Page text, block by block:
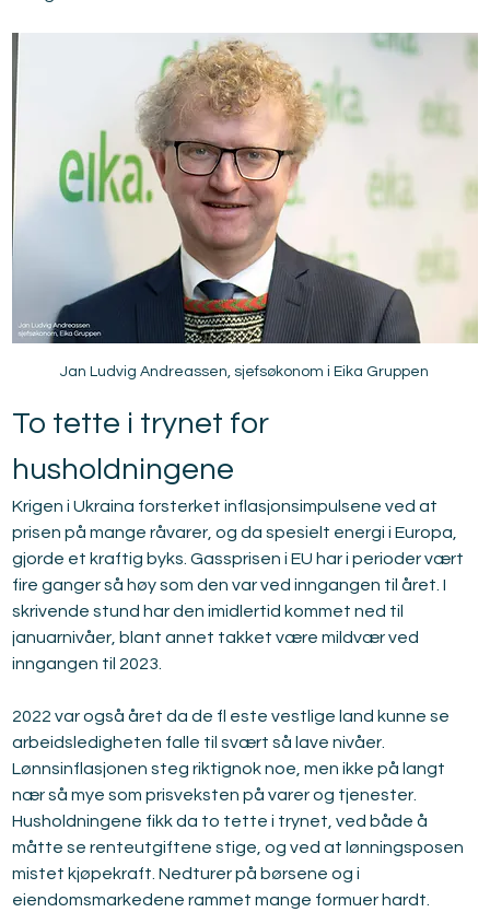
Jan Ludvig Andreassen, sjefsøkonom i Eika Gruppen
To tette i trynet for
husholdningene
Krigen i Ukraina forsterket inflasjonsimpulsene ved at
prisen på mange råvarer, og da spesielt energi i Europa,
gjorde et kraftig byks. Gassprisen i EU har i perioder vært
fire ganger så høy som den var ved inngangen til året. I
skrivende stund har den imidlertid kommet ned til
januarnivåer, blant annet takket være mildvær ved
inngangen til 2023.
2022 var også året da de fl este vestlige land kunne se
arbeidsledigheten falle til svært så lave nivåer.
Lønnsinflasjonen steg riktignok noe, men ikke på langt
nær så mye som prisveksten på varer og tjenester.
Husholdningene fikk da to tette i trynet, ved både å
måtte se renteutgiftene stige, og ved at lønningsposen
mistet kjøpekraft. Nedturer på børsene og i
eiendomsmarkedene rammet mange formuer hardt.